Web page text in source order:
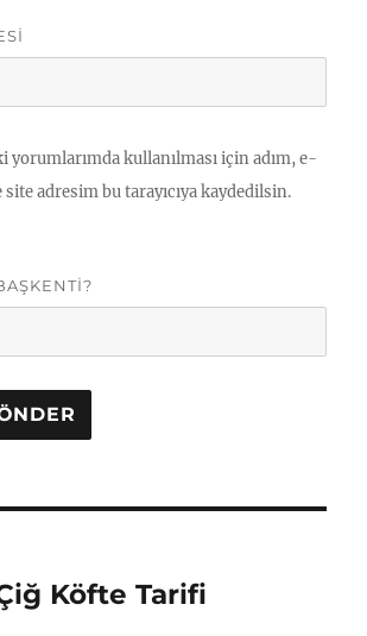
yorumlarımda kullanılması için adım, e-
adresim bu tarayıcıya kaydedilsin.
Köfte Tarifi